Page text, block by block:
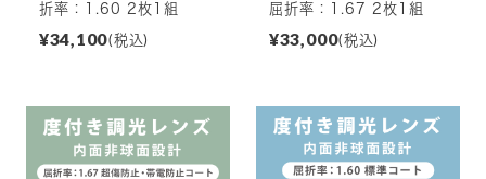
折率：1.60 2枚1組
¥34,100(税込)
屈折率：1.67 2枚1組
¥33,000(税込)